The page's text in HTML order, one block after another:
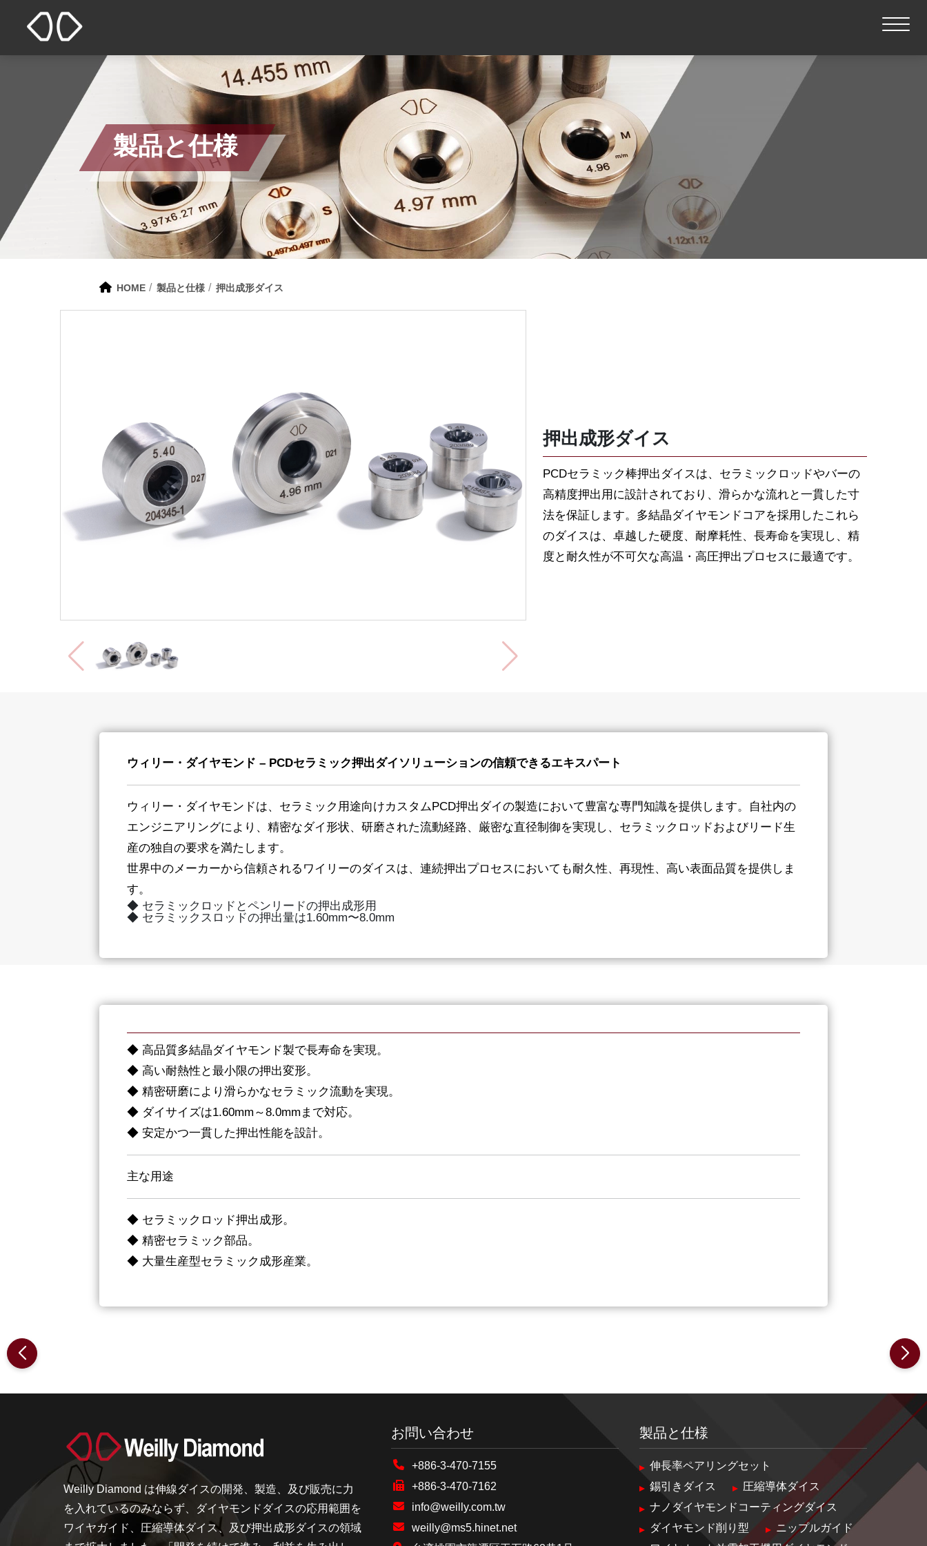
製品と仕様
HOME 製品と仕様 押出成形ダイス
押出成形ダイス
PCDセラミック棒押出ダイスは、セラミックロッドやバーの
高精度押出用に設計されており、滑らかな流れと一貫した寸
法を保証します。多結晶ダイヤモンドコアを採用したこれら
のダイスは、卓越した硬度、耐摩耗性、長寿命を実現し、精
度と耐久性が不可欠な高温・高圧押出プロセスに最適です。
ウィリー・ダイヤモンド – PCDセラミック押出ダイソリューションの信頼できるエキスパート
ウィリー・ダイヤモンドは、セラミック用途向けカスタムPCD押出ダイの製造において豊富な専門知識を提供します。自社内の
エンジニアリングにより、精密なダイ形状、研磨された流動経路、厳密な直径制御を実現し、セラミックロッドおよびリード生
産の独自の要求を満たします。
世界中のメーカーから信頼されるワイリーのダイスは、連続押出プロセスにおいても耐久性、再現性、高い表面品質を提供しま
す。
◆ セラミックロッドとペンリードの押出成形用
◆ セラミックスロッドの押出量は1.60mm〜8.0mm
◆ 高品質多結晶ダイヤモンド製で長寿命を実現。
◆ 高い耐熱性と最小限の押出変形。
◆ 精密研磨により滑らかなセラミック流動を実現。
◆ ダイサイズは1.60mm～8.0mmまで対応。
◆ 安定かつ一貫した押出性能を設計。
主な用途
◆ セラミックロッド押出成形。
◆ 精密セラミック部品。
◆ 大量生産型セラミック成形産業。
Weilly Diamond は伸線ダイスの開発、製造、及び販売に力
を入れているのみならず、ダイヤモンドダイスの応用範囲を
ワイヤガイド、圧縮導体ダイス、及び押出成形ダイスの領域
お問い合わせ
+886-3-470-7155
+886-3-470-7162
info@weilly.com.tw
weilly@ms5.hinet.net
製品と仕様
伸長率ペアリングセット
錫引きダイス
圧縮導体ダイス
ナノダイヤモンドコーティングダイス
ダイヤモンド削り型
ニップルガイド